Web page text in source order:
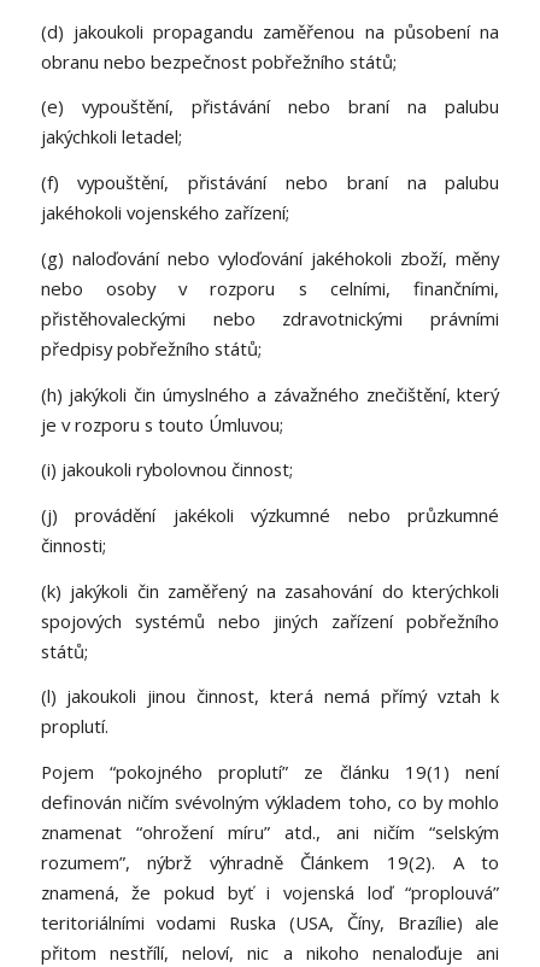
(d) jakoukoli propagandu zaměřenou na působení na
obranu nebo bezpečnost pobřežního států;
(e) vypouštění, přistávání nebo braní na palubu
jakýchkoli letadel;
(f) vypouštění, přistávání nebo braní na palubu
jakéhokoli vojenského zařízení;
(g) naloďování nebo vyloďování jakéhokoli zboží, měny
nebo osoby v rozporu s celními, finančními,
přistěhovaleckými nebo zdravotnickými právními
předpisy pobřežního států;
(h) jakýkoli čin úmyslného a závažného znečištění, který
je v rozporu s touto Úmluvou;
(i) jakoukoli rybolovnou činnost;
(j) provádění jakékoli výzkumné nebo průzkumné
činnosti;
(k) jakýkoli čin zaměřený na zasahování do kterýchkoli
spojových systémů nebo jiných zařízení pobřežního
států;
(l) jakoukoli jinou činnost, která nemá přímý vztah k
proplutí.
Pojem “pokojného proplutí” ze článku 19(1) není
definován ničím svévolným výkladem toho, co by mohlo
znamenat “ohrožení míru” atd., ani ničím “selským
rozumem”, nýbrž výhradně Článkem 19(2). A to
znamená, že pokud byť i vojenská loď “proplouvá”
teritoriálními vodami Ruska (USA, Číny, Brazílie) ale
přitom nestřílí, neloví, nic a nikoho nenaloďuje ani